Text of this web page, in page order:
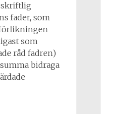
skriftlig
fader, som
förlikningen
som
råd fadren)
bidraga